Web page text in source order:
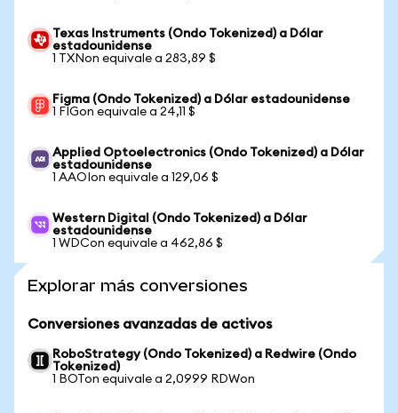
Texas Instruments (Ondo Tokenized) a Dólar
estadounidense
1 TXNon equivale a 283,89 $
Figma (Ondo Tokenized) a Dólar estadounidense
1 FIGon equivale a 24,11 $
Applied Optoelectronics (Ondo Tokenized) a Dólar
estadounidense
1 AAOIon equivale a 129,06 $
Western Digital (Ondo Tokenized) a Dólar
estadounidense
1 WDCon equivale a 462,86 $
Explorar más conversiones
Conversiones avanzadas de activos
RoboStrategy (Ondo Tokenized) a Redwire (Ondo
Tokenized)
1 BOTon equivale a 2,0999 RDWon